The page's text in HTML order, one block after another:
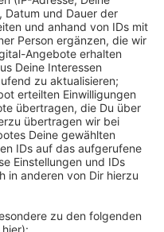
ab 14 Uhr.
Wochenend-
die A3, die A46 und
Stauproblem häufig
Uhr gebe es
auf der A46 zwischen
Ost in beide
bis Montagfrüh. Wer
Überhaupt rät der
den Kurzurlaub zu